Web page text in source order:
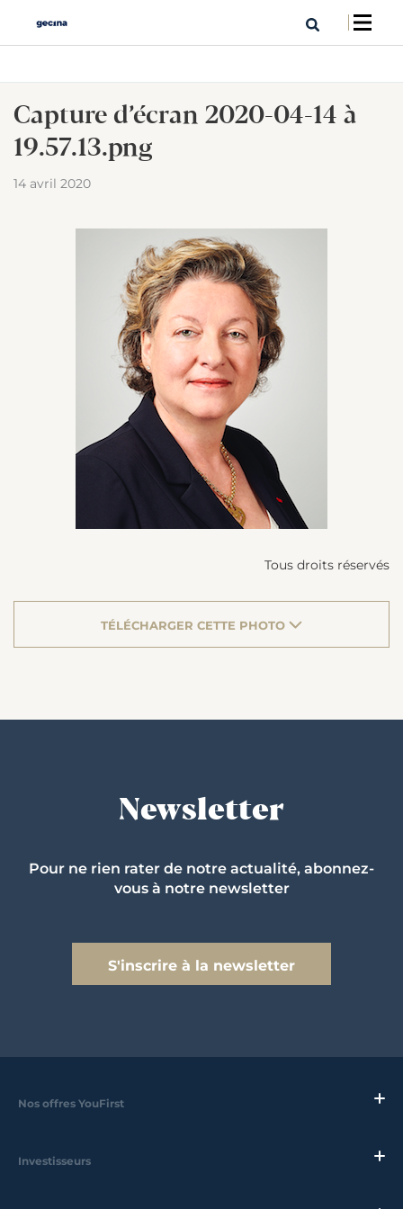
Capture d’écran 2020-04-14 à
19.57.13.png
14 avril 2020
Tous droits réservés
TÉLÉCHARGER CETTE PHOTO
Newsletter
Pour ne rien rater de notre actualité, abonnez-
vous à notre newsletter
S'inscrire à la newsletter
Nos offres YouFirst
Investisseurs